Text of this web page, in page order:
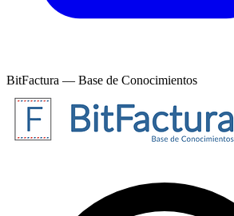
BitFactura — Base de Conocimientos